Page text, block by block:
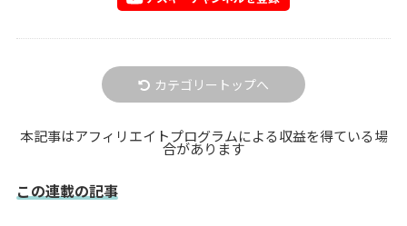
カテゴリートップへ
本記事はアフィリエイトプログラムによる収益を得ている場
合があります
この連載の記事